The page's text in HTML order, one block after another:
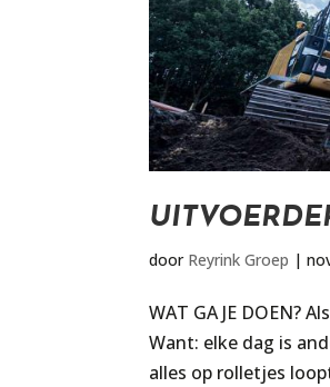
door Reyrink Groep |
WAT GA JE DOEN?
Want: elke dag is
alles op rolletjes